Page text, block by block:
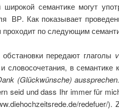
широкой семантике могут
ВР. Как показывает
по следующим
передают глаголы
словосочетания, в семантике
(Glückwünsche) aussprechen.
seid und dass Ihr immer für
redefuer/